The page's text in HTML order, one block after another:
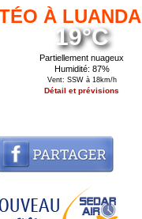
À LUANDA
19°C
Partiellement nuageux
Humidité: 87%
Vent: SSW à 18km/h
Détail et prévisions